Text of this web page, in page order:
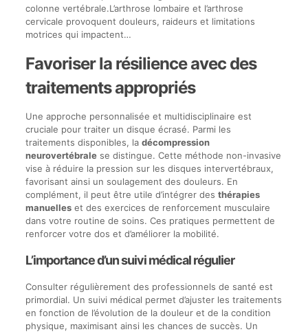
colonne vertébrale.L’arthrose lombaire et l’arthrose
cervicale provoquent douleurs, raideurs et limitations
motrices qui impactent…
Favoriser la résilience avec des
traitements appropriés
Une approche personnalisée et multidisciplinaire est
cruciale pour traiter un disque écrasé. Parmi les
traitements disponibles, la décompression
neurovertébralese distingue. Cette méthode non-invasive
vise à réduire la pression sur les disques intervertébraux,
favorisant ainsi un soulagement des douleurs. En
complément, il peut être utile d’intégrer des thérapies
manuelleset des exercices de renforcement musculaire
dans votre routine de soins. Ces pratiques permettent de
renforcer votre dos et d’améliorer la mobilité.
L’importance d’un suivi médical régulier
Consulter régulièrement des professionnels de santé est
primordial. Un suivi médical permet d’ajuster les traitements
en fonction de l’évolution de la douleur et de la condition
physique, maximisant ainsi les chances de succès. Un